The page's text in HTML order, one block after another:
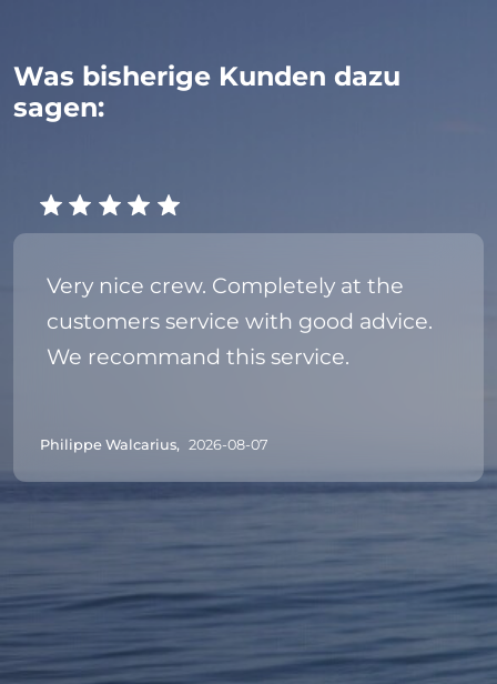
Was bisherige Kunden dazu
sagen:
Very nice crew. Completely at the
customers service with good advice.
We recommand this service.
Philippe Walcarius, 2026-08-07